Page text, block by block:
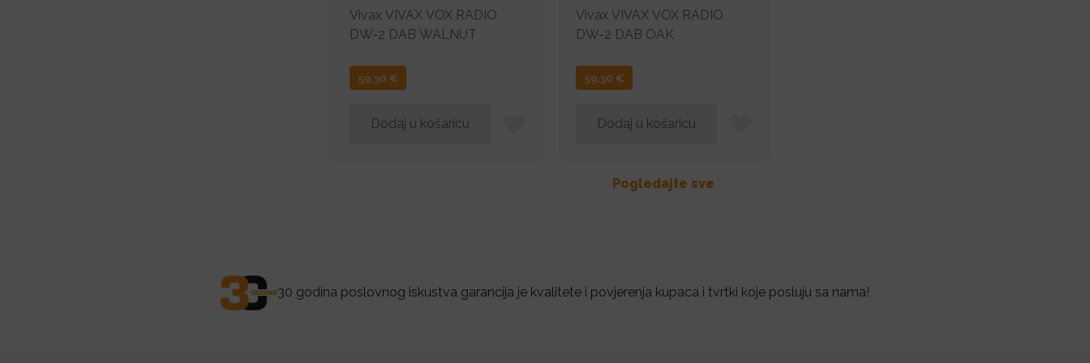
Vivax VIVAX VOX RADIO
DW-2 DAB WALNUT
59,30 €
Dodaj u košaricu
Vivax VIVAX VOX RADIO
DW-2 DAB OAK
59,30 €
Dodaj u košaricu
Pogledajte sve
30 godina poslovnog iskustva garancija je kvalitete i povjerenja kupaca i tvrtki koje posluju sa nama!